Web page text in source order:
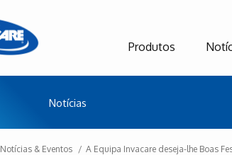
Produtos
Notícias
Notícias & Eventos A Equipa Invacare deseja-lhe Boas